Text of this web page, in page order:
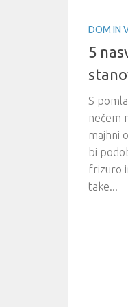
DOM IN
5
S
nečem
majhni
bi
frizuro
take...